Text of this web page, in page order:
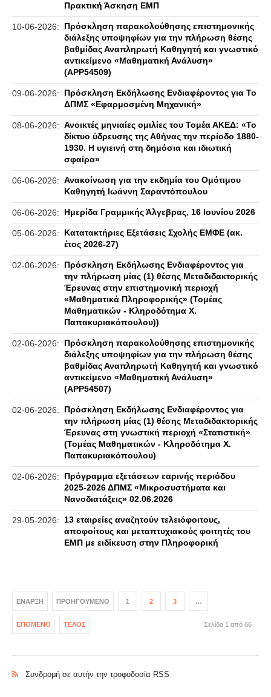
Πρακτική Άσκηση ΕΜΠ
10-06-2026:
Πρόσκληση παρακολούθησης επιστημονικής
διάλεξης υποψηφίων για την πλήρωση θέσης
βαθμίδας Αναπληρωτή Καθηγητή και γνωστικό
αντικείμενο «Μαθηματική Ανάλυση»
(APP54509)
09-06-2026:
Πρόσκληση Εκδήλωσης Ενδιαφέροντος για Το
ΔΠΜΣ «Εφαρμοσμένη Μηχανική»
08-06-2026: Ανοικτές μηνιαίες ομιλίες του Τομέα ΑΚΕΔ: «Το
δίκτυο ύδρευσης της Αθήνας την περίοδο 1880-
1930. Η υγιεινή στη δημόσια και ιδιωτική
σφαίρα»
06-06-2026: Ανακοίνωση για την εκδημία του Ομότιμου
Καθηγητή Ιωάννη Σαραντόπουλου
06-06-2026: Ημερίδα Γραμμικής Άλγεβρας, 16 Ιουνίου 2026
05-06-2026:
Κατατακτήριες Εξετάσεις Σχολής ΕΜΦΕ (ακ.
έτος 2026-27)
02-06-2026:
Πρόσκληση Εκδήλωσης Ενδιαφέροντος για
την πλήρωση μίας (1) θέσης Μεταδιδακτορικής
Έρευνας στην επιστημονική περιοχή
«Μαθηματικά Πληροφορικής» (Τομέας
Μαθηματικών - Κληροδότημα Χ.
Παπακυριακόπουλου))
02-06-2026:
Πρόσκληση παρακολούθησης επιστημονικής
διάλεξης υποψηφίων για την πλήρωση θέσης
βαθμίδας Αναπληρωτή Καθηγητή και γνωστικό
αντικείμενο «Μαθηματική Ανάλυση»
(APP54507)
02-06-2026:
Πρόσκληση Εκδήλωσης Ενδιαφέροντος για
την πλήρωση μίας (1) θέσης Μεταδιδακτορικής
Έρευνας στη γνωστική περιοχή «Στατιστική»
(Τομέας Μαθηματικών - Κληροδότημα Χ.
Παπακυριακόπουλου)
02-06-2026:
Πρόγραμμα εξετάσεων εαρινής περιόδου
2025-2026 ΔΠΜΣ «Μικροσυστήματα και
Νανοδιατάξεις» 02.06.2026
29-05-2026:
13 εταιρείες αναζητούν τελειόφοιτους,
αποφοίτους και μεταπτυχιακούς φοιτητές του
ΕΜΠ με ειδίκευση στην Πληροφορική
ΈΝΑΡΞΗ ΠΡΟΗΓΟΎΜΕΝΟ 1 2 3 …
ΕΠΌΜΕΝΟ ΤΈΛΟΣ Σελίδα 1 από 66
Συνδρομή σε αυτήν την τροφοδοσία RSS